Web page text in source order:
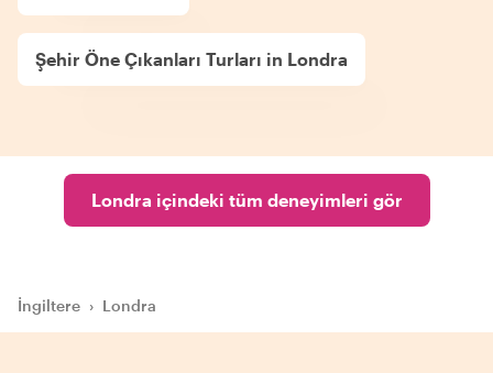
Şehir Öne Çıkanları Turları in Londra
Londra içindeki tüm deneyimleri gör
İngiltere › Londra